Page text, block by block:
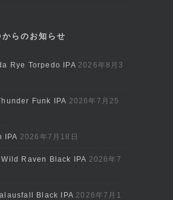
らのお知らせ
Rye Torpedo IPA 2026年8月3
Funk IPA 2026年7月25
IPA 2026年7月18日
Raven Black IPA 2026年7
Black IPA 2026年7月1